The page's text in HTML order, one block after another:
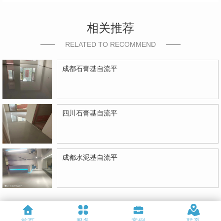
相关推荐
RELATED TO RECOMMEND
成都石膏基自流平
四川石膏基自流平
成都水泥基自流平